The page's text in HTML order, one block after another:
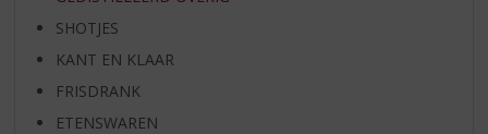
SHOTJES
KANT EN KLAAR
FRISDRANK
ETENSWAREN